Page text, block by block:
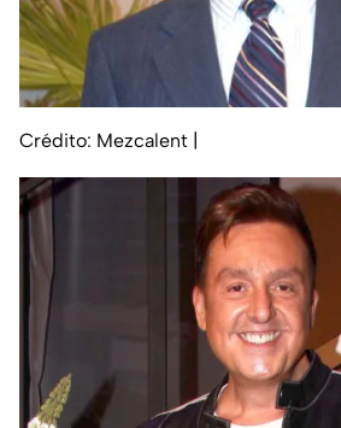
Crédito: Mezcalent